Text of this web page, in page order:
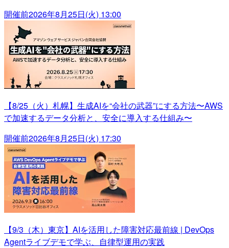
開催前2026年8月25日(火) 13:00
【8/25（火）札幌】生成AIを“会社の武器”にする方法〜AWS
で加速するデータ分析と、安全に導入する仕組み〜
開催前2026年8月25日(火) 17:30
【9/3（木）東京】AIを活用した障害対応最前線 | DevOps
Agentライブデモで学ぶ、自律型運用の実践